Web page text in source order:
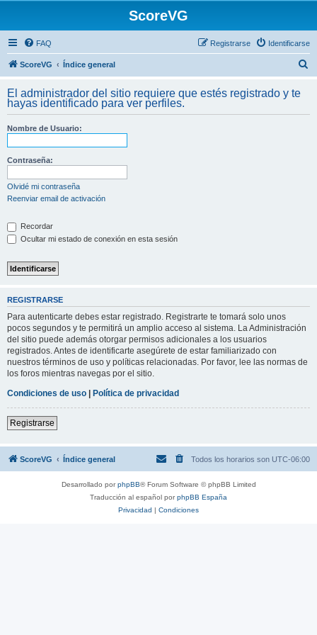
ScoreVG
FAQ Identificarse
Registrarse
ScoreVG Índice general
c
El administrador del sitio requiere que estés registrado y te
hayas identificado para ver perfiles.
Nombre de Usuario:
Contraseña:
Olvidé mi contraseña
Reenviar email de activación
Recordar
Ocultar mi estado de conexión en esta sesión
REGISTRARSE
Para autenticarte debes estar registrado. Registrarte te tomará solo unos
pocos segundos y te permitirá un amplio acceso al sistema. La Administración
del sitio puede además otorgar permisos adicionales a los usuarios
registrados. Antes de identificarte asegúrete de estar familiarizado con
nuestros términos de uso y políticas relacionadas. Por favor, lee las normas de
los foros mientras navegas por el sitio.
Condiciones de uso | Política de privacidad
Registrarse
ScoreVG Índice general Todos los horarios son UTC-06:00
Desarrollado porphpBB® Forum Software © phpBB Limited
Traducción al español porphpBB España
Privacidad | Condiciones